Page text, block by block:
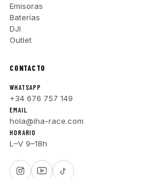
Emisoras
Baterías
DJI
Outlet
CONTACTO
WHATSAPP
+34 676 757 149
EMAIL
hola@iha-race.com
HORARIO
L–V 9–18h